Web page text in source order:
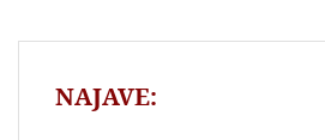
NAJAVE: